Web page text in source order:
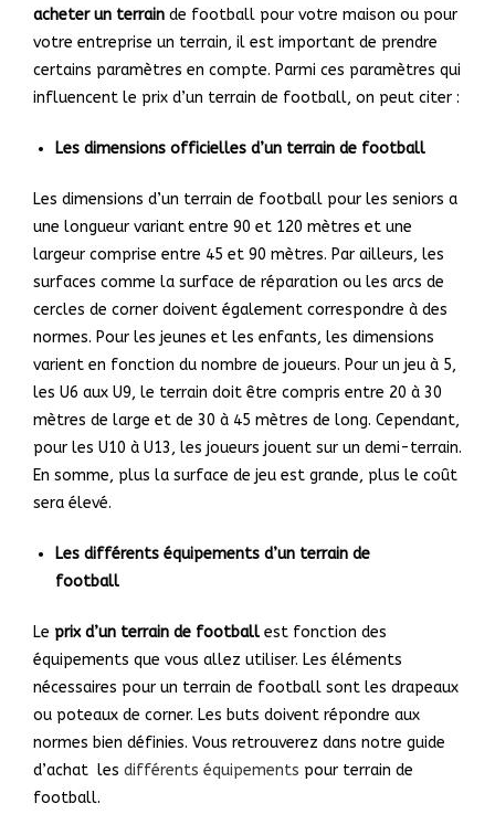
acheter un terrain de football pour votre maison ou pour
votre entreprise un terrain, il est important de prendre
certains paramètres en compte. Parmi ces paramètres qui
influencent le prix d’un terrain de football, on peut citer :
Les dimensions officielles d’un terrain de football
Les dimensions d’un terrain de football pour les seniors a
une longueur variant entre 90 et 120 mètres et une
largeur comprise entre 45 et 90 mètres. Par ailleurs, les
surfaces comme la surface de réparation ou les arcs de
cercles de corner doivent également correspondre à des
normes. Pour les jeunes et les enfants, les dimensions
varient en fonction du nombre de joueurs. Pour un jeu à 5,
les U6 aux U9, le terrain doit être compris entre 20 à 30
mètres de large et de 30 à 45 mètres de long. Cependant,
pour les U10 à U13, les joueurs jouent sur un demi-terrain.
En somme, plus la surface de jeu est grande, plus le coût
sera élevé.
Les différents équipements d’un terrain de
football
Le prix d’un terrain de football est fonction des
équipements que vous allez utiliser. Les éléments
nécessaires pour un terrain de football sont les drapeaux
ou poteaux de corner. Les buts doivent répondre aux
normes bien définies. Vous retrouverez dans notre guide
d’achat les différents équipements pour terrain de
football.